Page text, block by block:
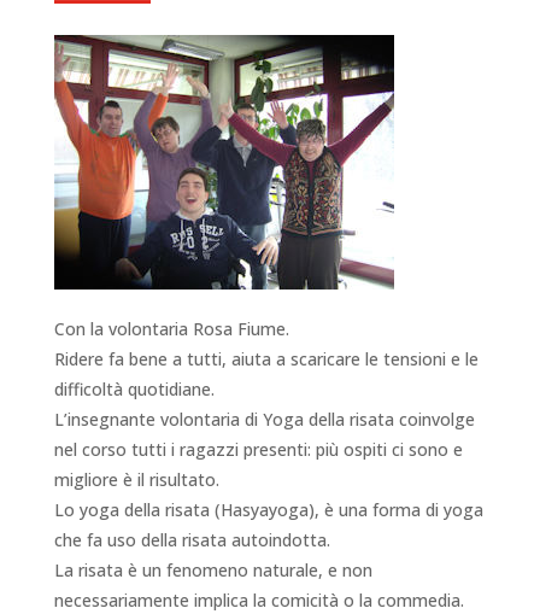
Con la volontaria Rosa Fiume.
Ridere fa bene a tutti, aiuta a scaricare le tensioni e le
difficoltà quotidiane.
L’insegnante volontaria di Yoga della risata coinvolge
nel corso tutti i ragazzi presenti: più ospiti ci sono e
migliore è il risultato.
Lo yoga della risata (Hasyayoga), è una forma di yoga
che fa uso della risata autoindotta.
La risata è un fenomeno naturale, e non
necessariamente implica la comicità o la commedia.